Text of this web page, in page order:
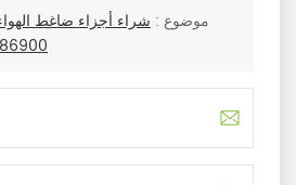
موضوع : شراء أجزاء ضاغط
2901000300